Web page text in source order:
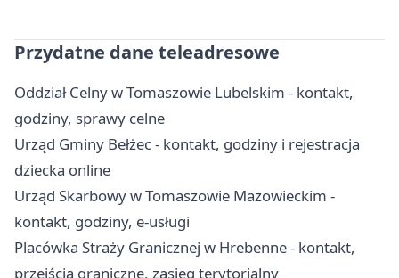
Przydatne dane teleadresowe
Oddział Celny w Tomaszowie Lubelskim - kontakt,
godziny, sprawy celne
Urząd Gminy Bełżec - kontakt, godziny i rejestracja
dziecka online
Urząd Skarbowy w Tomaszowie Mazowieckim -
kontakt, godziny, e-usługi
Placówka Straży Granicznej w Hrebenne - kontakt,
przejścia graniczne, zasięg terytorialny